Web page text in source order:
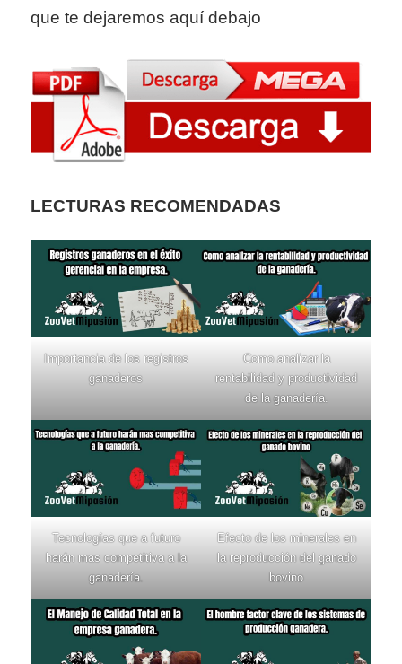
que te dejaremos aquí debajo
LECTURAS RECOMENDADAS
Importancia de los registros
ganaderos
Como analizar la
rentabilidad y productividad
de la ganadería.
Tecnologías que a futuro
harán mas competitiva a la
ganadería.
Efecto de los minerales en
la reproducción del ganado
bovino